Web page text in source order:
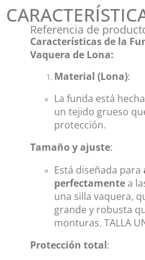
Referencia de
Características de la
Vaquera de Lona:
Material (Lona):
La funda está
un tejido grueso
protección.
Tamaño y ajuste:
Está diseñada para
perfectamentea
una silla vaquera,
grande y robusta
monturas. TALLA
Protección total: